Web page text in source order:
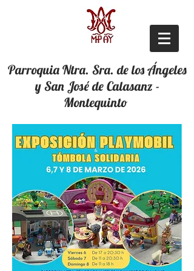
Parroquia Ntra. Sra. de los Ángeles
y San José de Calasanz -
Montequinto